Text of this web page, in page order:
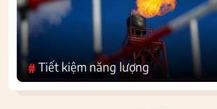
#Tiết kiệm năng lượng